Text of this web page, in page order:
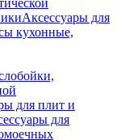
Аксессуары для
кухонные,
для плит и
для